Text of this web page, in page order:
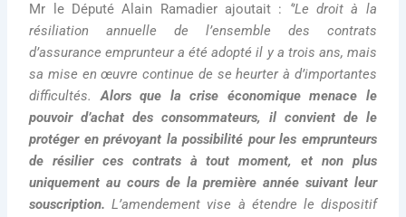
Mr le Député Alain Ramadier ajoutait : ‘’Le droit à la
résiliation annuelle de l’ensemble des contrats
d’assurance emprunteur a été adopté il y a trois ans, mais
sa mise en œuvre continue de se heurter à d’importantes
difficultés.Alors que la crise économique menace le
pouvoir d’achat des consommateurs, il convient de le
protéger en prévoyant la possibilité pour les emprunteurs
de résilier ces contrats à tout moment, et non plus
uniquement au cours de la première année suivant leur
souscription. L’amendement vise à étendre le dispositif